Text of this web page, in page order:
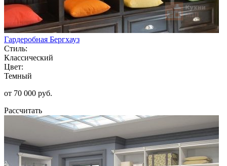
Гардеробная Бергхауз
Стиль:
Классический
Цвет:
Темный
от 70 000 руб.
Рассчитать